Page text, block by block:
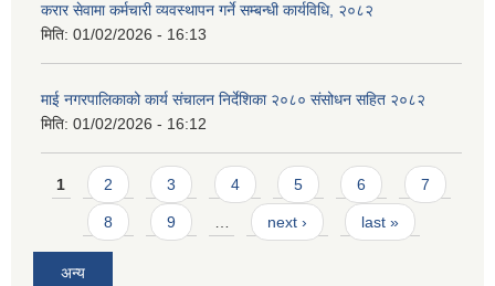
करार सेवामा कर्मचारी व्यवस्थापन गर्ने सम्बन्धी कार्यविधि, २०८२
मिति: 01/02/2026 - 16:13
माई नगरपालिकाको कार्य संचालन निर्देशिका २०८० संसोधन सहित २०८२
मिति: 01/02/2026 - 16:12
Pages
1 2 3 4 5 6 7
8 9 next › last »
अन्य